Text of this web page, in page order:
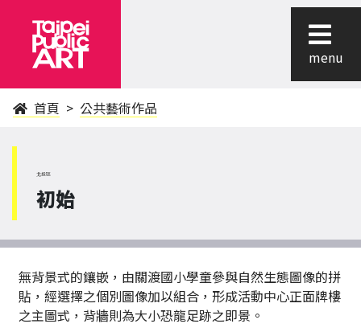
menu
首頁 公共藝術作品
北投區
初始
無背景式的鑲嵌，由關渡國小學童參與自然生態圖像的拼
貼，經選擇之個別圖像加以組合，形成活動中心正面牌樓
之主圖式，背牆則為大小恐龍足跡之即景。